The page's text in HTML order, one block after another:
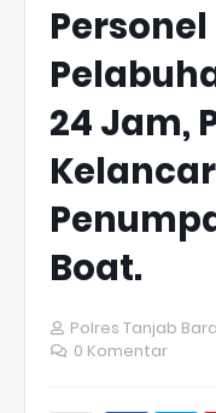
Personel
24 Jam,
Boat.
Polres Tanjab
0 Komentar